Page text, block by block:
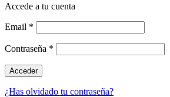
Accede a tu cuenta
Email *
Contraseña *
¿Has olvidado tu contraseña?